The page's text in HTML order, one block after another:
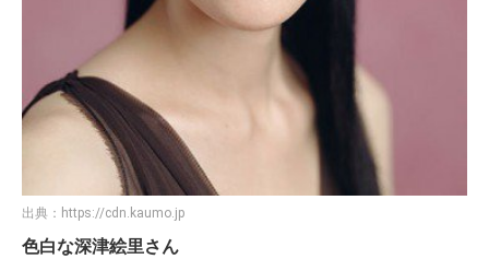
出典： https://cdn.kaumo.jp
色白な深津絵里さん